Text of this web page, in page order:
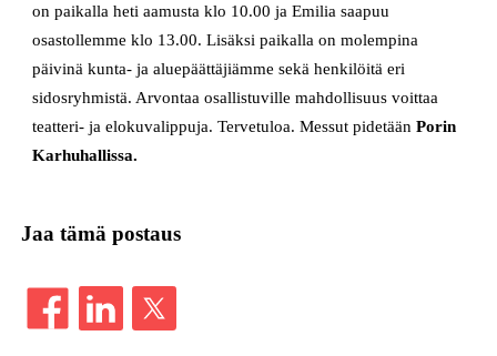
on paikalla heti aamusta klo 10.00 ja Emilia saapuu
osastollemme klo 13.00. Lisäksi paikalla on molempina
päivinä kunta- ja aluepäättäjiämme sekä henkilöitä eri
sidosryhmistä. Arvontaa osallistuville mahdollisuus voittaa
teatteri- ja elokuvalippuja. Tervetuloa. Messut pidetäänPorin
Karhuhallissa.
Jaa tämä postaus